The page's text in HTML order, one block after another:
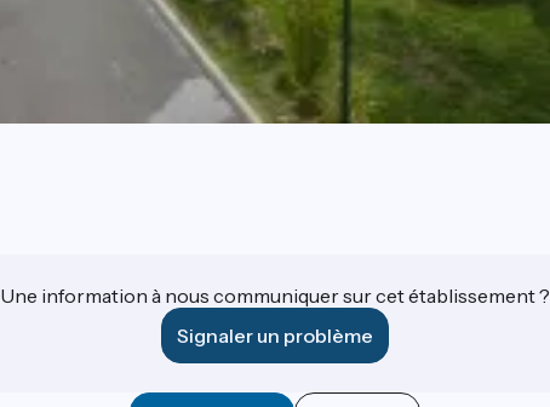
Une information à nous communiquer sur cet établissement ?
Signaler un problème